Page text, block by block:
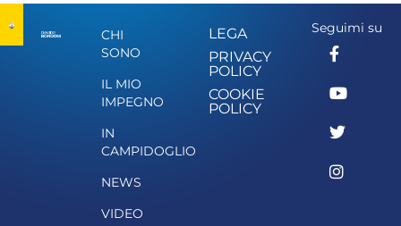
CHI
SONO
IL MIO
IMPEGNO
IN
CAMPIDOGLIO
NEWS
VIDEO
LEGA
PRIVACY
POLICY
COOKIE
POLICY
Seguimi su